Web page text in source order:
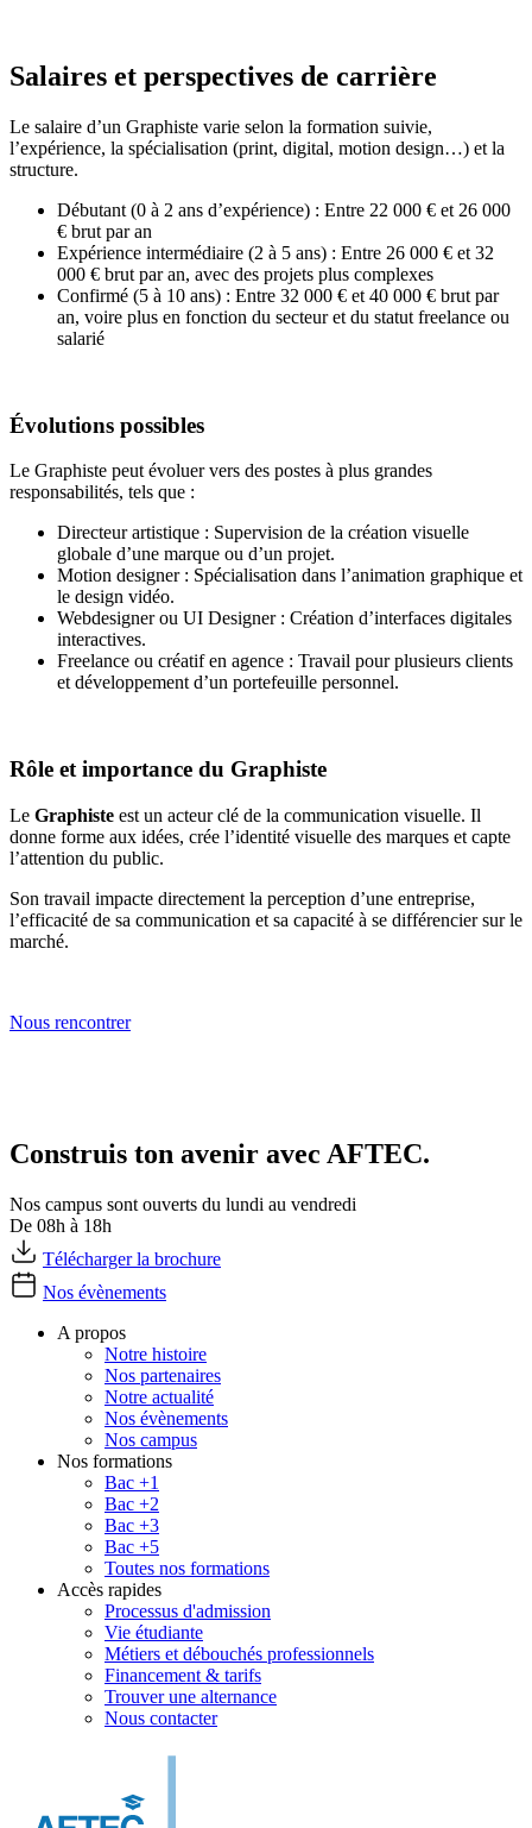
Salaires et perspectives de carrière
Le salaire d’un Graphiste varie selon la formation suivie,
l’expérience, la spécialisation (print, digital, motion design…) et la
structure.
Débutant (0 à 2 ans d’expérience) : Entre 22 000 € et 26 000
€ brut par an
Expérience intermédiaire (2 à 5 ans) : Entre 26 000 € et 32
000 € brut par an, avec des projets plus complexes
Confirmé (5 à 10 ans) : Entre 32 000 € et 40 000 € brut par
an, voire plus en fonction du secteur et du statut freelance ou
salarié
Évolutions possibles
Le Graphiste peut évoluer vers des postes à plus grandes
responsabilités, tels que :
Directeur artistique : Supervision de la création visuelle
globale d’une marque ou d’un projet.
Motion designer : Spécialisation dans l’animation graphique et
le design vidéo.
Webdesigner ou UI Designer : Création d’interfaces digitales
interactives.
Freelance ou créatif en agence : Travail pour plusieurs clients
et développement d’un portefeuille personnel.
Rôle et importance du Graphiste
Le Graphiste est un acteur clé de la communication visuelle. Il
donne forme aux idées, crée l’identité visuelle des marques et capte
l’attention du public.
Son travail impacte directement la perception d’une entreprise,
l’efficacité de sa communication et sa capacité à se différencier sur le
marché.
Nous rencontrer
Construis ton avenir avec AFTEC.
Nos campus sont ouverts du lundi au vendredi
De 08h à 18h
Télécharger la brochure
Nos évènements
A propos
Notre histoire
Nos partenaires
Notre actualité
Nos évènements
Nos campus
Nos formations
Bac +1
Bac +2
Bac +3
Bac +5
Toutes nos formations
Accès rapides
Processus d'admission
Vie étudiante
Métiers et débouchés professionnels
Financement & tarifs
Trouver une alternance
Nous contacter